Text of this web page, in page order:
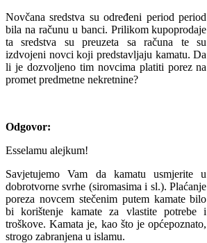
Novčana sredstva su određeni period period
bila na računu u banci. Prilikom kupoprodaje
ta sredstva su preuzeta sa računa te su
izdvojeni novci koji predstavljaju kamatu. Da
li je dozvoljeno tim novcima platiti porez na
promet predmetne nekretnine?
Odgovor:
Esselamu alejkum!
Savjetujemo Vam da kamatu usmjerite u
dobrotvorne svrhe (siromasima i sl.). Plaćanje
poreza novcem stečenim putem kamate bilo
bi korištenje kamate za vlastite potrebe i
troškove. Kamata je, kao što je općepoznato,
strogo zabranjena u islamu.